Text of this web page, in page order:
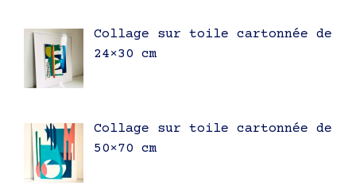
Collage sur toile cartonnée de
24×30 cm
Collage sur toile cartonnée de
50×70 cm